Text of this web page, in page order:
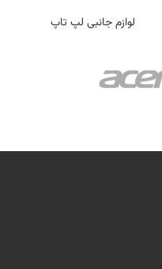
لوازم جانبی لپ تاپ